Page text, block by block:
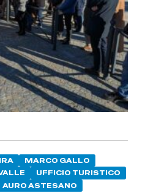
MARCO GALLO
UFFICIO TURISTICO
AURO ASTESANO